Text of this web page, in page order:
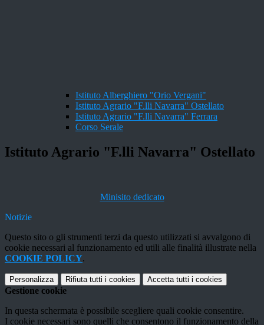
Istituto Alberghiero "Orio Vergani"
Istituto Agrario "F.lli Navarra" Ostellato
Istituto Agrario "F.lli Navarra" Ferrara
Corso Serale
Istituto Agrario "F.lli Navarra" Ostellato
Minisito dedicato
Notizie
Questo sito o gli strumenti terzi da questo utilizzati si avvalgono di
cookie necessari al funzionamento ed utili alle finalità illustrate nella
COOKIE POLICY.
Personalizza Rifiuta tutti i cookies Accetta tutti i cookies
Gestione cookie
In questa schermata è possibile scegliere quali cookie consentire.
I cookie necessari sono quelli che consentono il funzionamento della